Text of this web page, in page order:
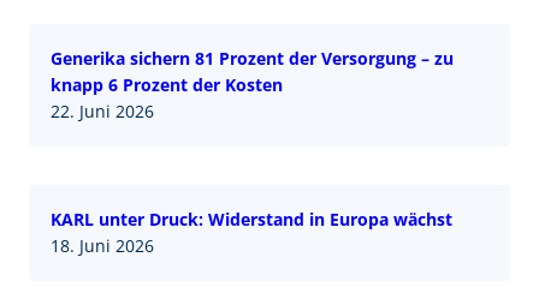
Generika sichern 81 Prozent der Versorgung – zu
knapp 6 Prozent der Kosten
22. Juni 2026
KARL unter Druck: Widerstand in Europa wächst
18. Juni 2026